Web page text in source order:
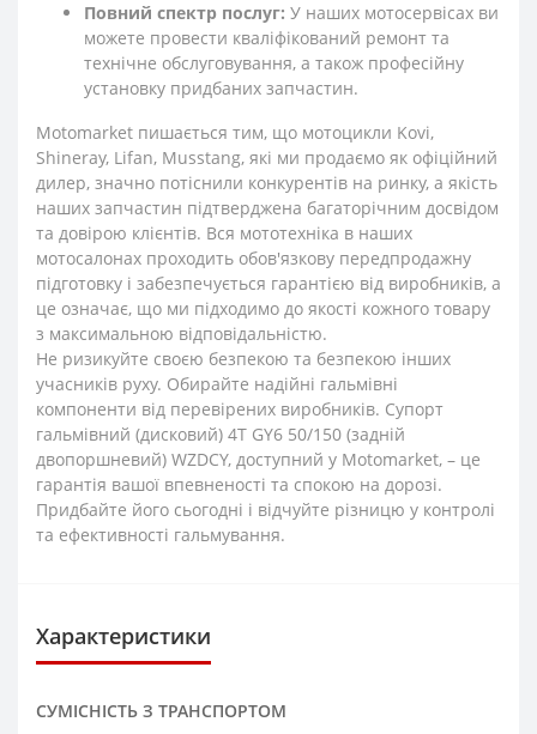
Повний спектр послуг: У наших мотосервісах ви
можете провести кваліфікований ремонт та
технічне обслуговування, а також професійну
установку придбаних запчастин.
Motomarket пишається тим, що мотоцикли Kovi,
Shineray, Lifan, Musstang, які ми продаємо як офіційний
дилер, значно потіснили конкурентів на ринку, а якість
наших запчастин підтверджена багаторічним досвідом
та довірою клієнтів. Вся мототехніка в наших
мотосалонах проходить обов'язкову передпродажну
підготовку і забезпечується гарантією від виробників, а
це означає, що ми підходимо до якості кожного товару
з максимальною відповідальністю.
Не ризикуйте своєю безпекою та безпекою інших
учасників руху. Обирайте надійні гальмівні
компоненти від перевірених виробників. Супорт
гальмівний (дисковий) 4T GY6 50/150 (задній
двопоршневий) WZDCY, доступний у Motomarket, – це
гарантія вашої впевненості та спокою на дорозі.
Придбайте його сьогодні і відчуйте різницю у контролі
та ефективності гальмування.
Характеристики
СУМІСНІСТЬ З ТРАНСПОРТОМ